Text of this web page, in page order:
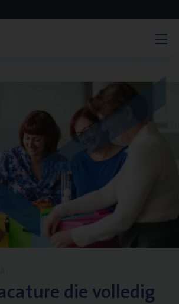
die volledig